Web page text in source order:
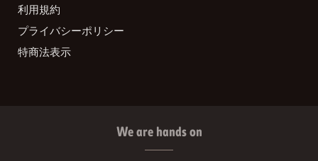
利用規約
プライバシーポリシー
特商法表示
We are hands on